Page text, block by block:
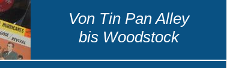
Von Tin Pan Alley
bis Woodstock